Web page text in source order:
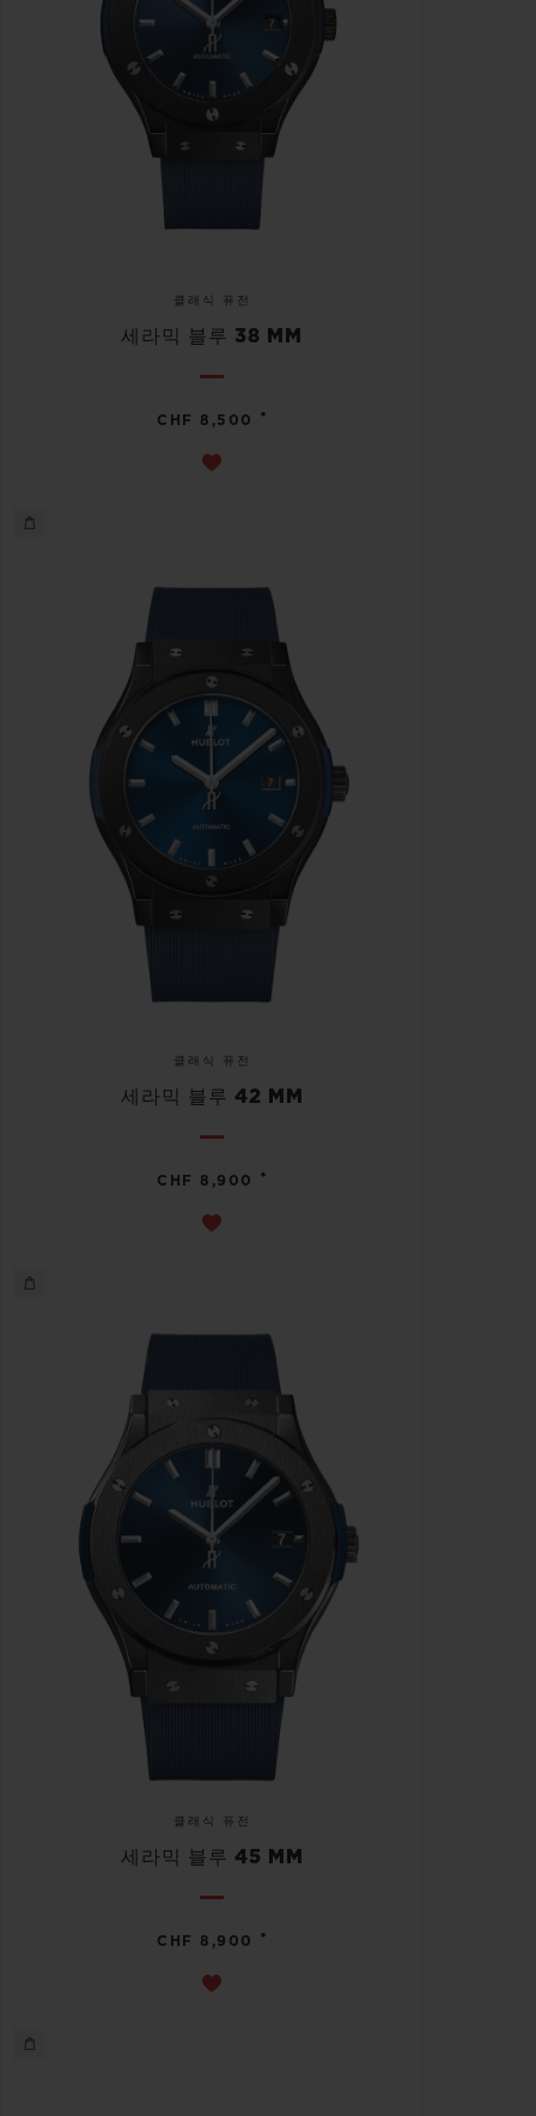
클래식 퓨전
세라믹 블루 38 MM
CHF 8,500 •
클래식 퓨전
세라믹 블루 42 MM
CHF 8,900 •
클래식 퓨전
세라믹 블루 45 MM
CHF 8,900 •